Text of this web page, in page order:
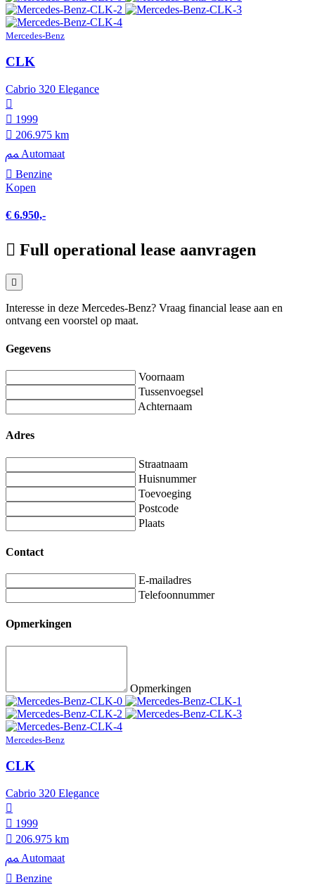
Mercedes-Benz
CLK
Cabrio 320 Elegance
1999
206.975 km
Automaat
Benzine
Kopen
€ 6.950,-
Full operational lease aanvragen
Interesse in deze Mercedes-Benz? Vraag financial lease aan en
ontvang een voorstel op maat.
Gegevens
Voornaam
Tussenvoegsel
Achternaam
Adres
Straatnaam
Huisnummer
Toevoeging
Postcode
Plaats
Contact
E-mailadres
Telefoonnummer
Opmerkingen
Opmerkingen
Mercedes-Benz
CLK
Cabrio 320 Elegance
1999
206.975 km
Automaat
Benzine